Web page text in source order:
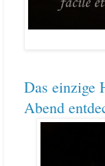
Das einzige
Abend